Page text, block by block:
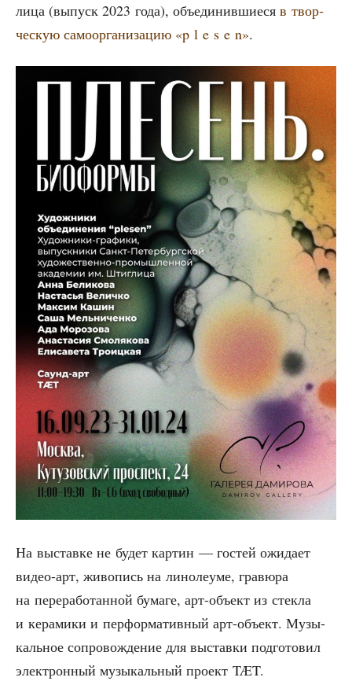
ли­ца (выпуск 2023 года), объ­еди­нив­ши­е­ся в твор­
че­скую само­ор­га­ни­за­цию «p l e s e n».
На выстав­ке не будет кар­тин — гостей ожи­да­ет
видео-арт, живо­пись на лино­ле­уме, гра­вю­ра
на пере­ра­бо­тан­ной бума­ге, арт-объ­ект из стек­ла
и кера­ми­ки и пер­фор­ма­тив­ный арт-объ­ект. Музы­
каль­ное сопро­вож­де­ние для выстав­ки под­го­то­вил
элек­трон­ный музы­каль­ный про­ект TÆT.